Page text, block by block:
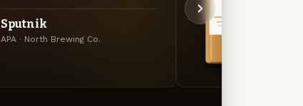
Sputnik
APA · North Brewing Co.